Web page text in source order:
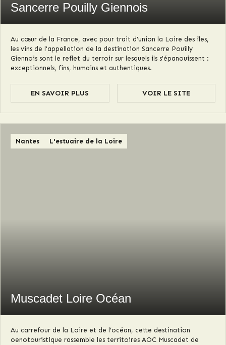
Sancerre Pouilly Giennois
Au cœur de la France, avec pour trait d'union la Loire des îles,
les vins de l'appellation de la destination Sancerre Pouilly
Giennois sont le reflet du terroir sur lesquels ils s'épanouissent :
exceptionnels, fins, humains et authentiques.
EN SAVOIR PLUS VOIR LE SITE
Nantes L'estuaire de la Loire
Muscadet Loire Océan
Au carrefour de la Loire et de l’océan, cette destination
oenotouristique rassemble les territoires AOC Muscadet de